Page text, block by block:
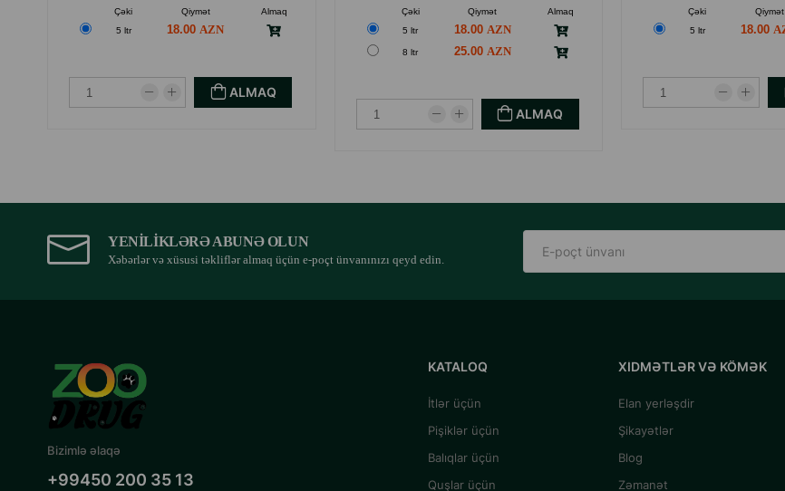
Çəki Qiymət
Almaq
5 ltr
18.00
ALMAQ
Çəki Qiymət
Almaq
5 ltr
18.00
8 ltr 25.00
ALMAQ
Çəki Qiymət
5 ltr
18.00
YENILIKLƏRƏ ABUNƏ OLUN
Xəbərlər və xüsusi təkliflər almaq üçün e-poçt ünvanınızı qeyd edin.
Bizimlə əlaqə
+99450 200 35 13
KATALOQ
İtlər üçün
Pişiklər üçün
Balıqlar üçün
Quşlar üçün
XIDMƏTLƏR VƏ KÖMƏK
Elan yerləşdir
Şikayətlər
Blog
Zəmanət